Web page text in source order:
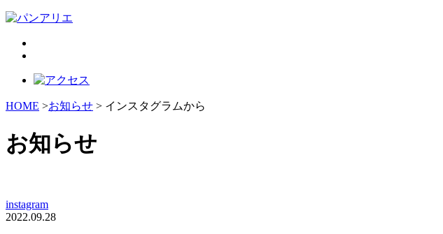
HOME >お知らせ > インスタグラムから
お知らせ
instagram
2022.09.28